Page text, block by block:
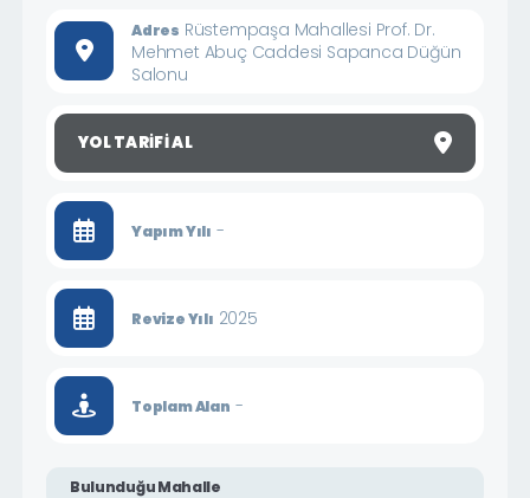
Adres Rüstempaşa Mahallesi Prof. Dr.
Mehmet Abuç Caddesi Sapanca Düğün
Salonu
YOL TARIFI AL
Yapım Yılı -
Revize Yılı 2025
Toplam Alan -
Bulunduğu Mahalle